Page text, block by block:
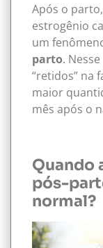
Após o
estrogênio
um
parto.
“retidos” na
maior
mês após o
Quando
pós-
normal?